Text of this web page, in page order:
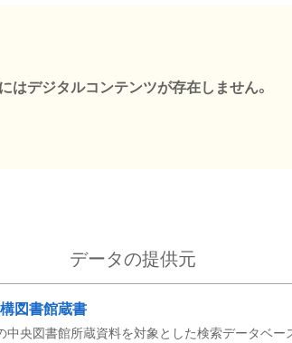
はデジタルコンテンツが存在しません。
データの提供元
図書館蔵書
中央図書館所蔵資料を対象とした検索データベー